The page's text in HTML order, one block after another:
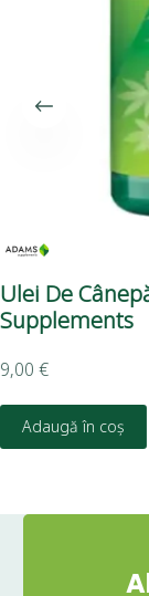
Ulei De
Supplements
9,00 €
Adaugă în coș